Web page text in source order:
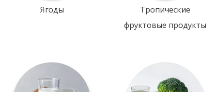
Ягоды
Тропические
фруктовые продукты